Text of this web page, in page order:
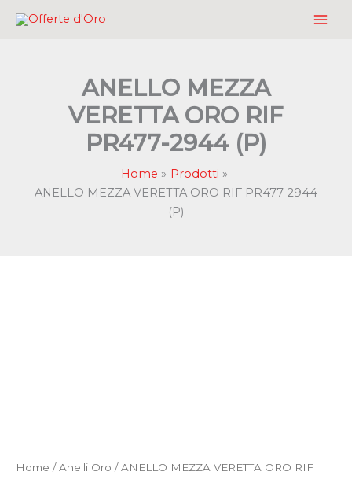
ANELLO MEZZA
VERETTA ORO RIF
PR477-2944 (P)
Home
Prodotti
ANELLO MEZZA VERETTA ORO RIF PR477-2944
(P)
Home /Anelli Oro / ANELLO MEZZA VERETTA ORO RIF